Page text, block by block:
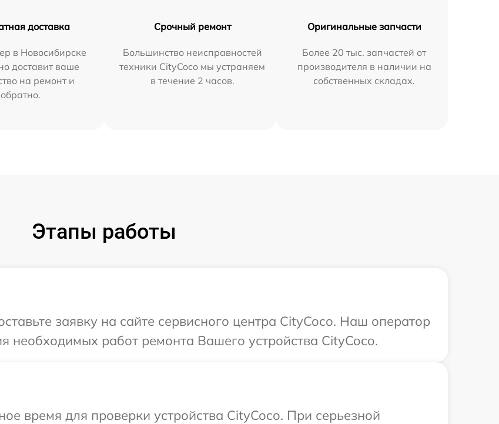
доставка
в Новосибирске
доставит ваше
на ремонт и
обратно.
Срочный ремонт
Большинство неисправностей
техники CityCoco мы устраняем
в течение 2 часов.
Оригинальные запчасти
Более 20 тыс. запчастей от
производителя в наличии на
собственных складах.
Этапы работы
заявку на сайте сервисного центра CityCoco. Наш оператор
необходимых работ ремонта Вашего устройства CityCoco.
время для проверки устройства CityCoco. При серьезной